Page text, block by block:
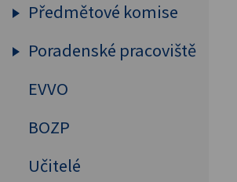
Prima
Sekunda
Sexta
Předmětové komise
Humanitní předměty
Tělesná výchova
Poradenské pracoviště
Primární prevence
EVVO
BOZP
Učitelé